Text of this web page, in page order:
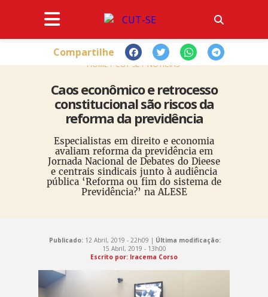
HOME CUT-SE NOTÍCIAS
Caos econômico e retrocesso
constitucional são riscos da
reforma da previdência
Especialistas em direito e economia
avaliam reforma da previdência em
Jornada Nacional de Debates do Dieese
e centrais sindicais junto à audiência
pública ‘Reforma ou fim do sistema de
Previdência?’ na ALESE
Compartilhe
Publicado: 12 Abril, 2019 - 22h09 | Última modificação:
15 Abril, 2019 - 13h00
Escrito por: Iracema Corso